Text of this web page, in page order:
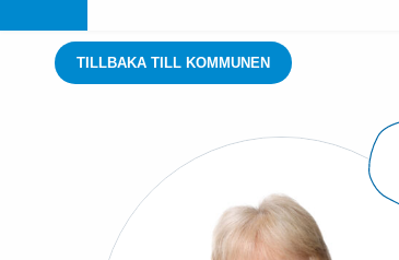
TILLBAKA TILL KOMMUNEN